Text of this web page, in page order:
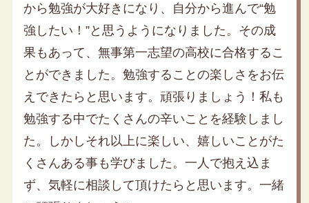
から勉強が大好きになり、自分から進んで“勉
強したい！”と思うようになりました。その成
果もあって、無事第一志望の高校に合格するこ
とができました。勉強することの楽しさをお伝
えできたらと思います。頑張りましょう！私も
勉強する中でたくさんの辛いことを経験しまし
た。しかしそれ以上に楽しい、嬉しいことがた
くさんある事も学びました。一人で抱え込ま
ず、気軽に相談して頂けたらと思います。一緒